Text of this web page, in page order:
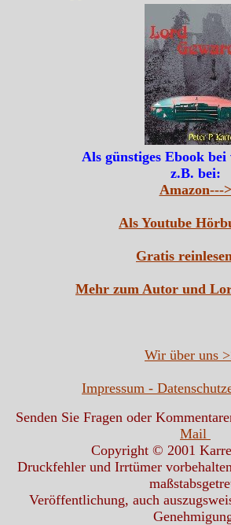
Als günstiges Ebook bei
z.B. bei:
Amazon--->
Als Youtube
Gratis
Mehr zum Autor und
Wir über uns
Impressum -
Senden Sie Fragen oder
Mail
Copyright © 2001
Druckfehler und Irrtümer
Veröffentlichung, auch